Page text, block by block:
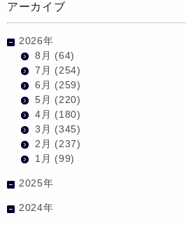
アーカイブ
2026年
8月 (64)
7月 (254)
6月 (259)
5月 (220)
4月 (180)
3月 (345)
2月 (237)
1月 (99)
2025年
2024年